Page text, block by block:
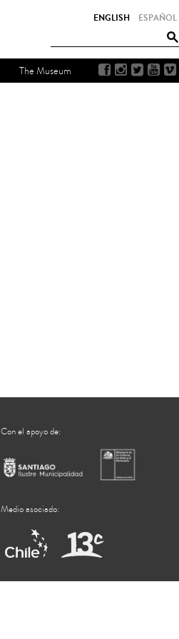
ESPAÑOL
ENGLISH
The Museum
Con el apoyo de:
Medio asociado: